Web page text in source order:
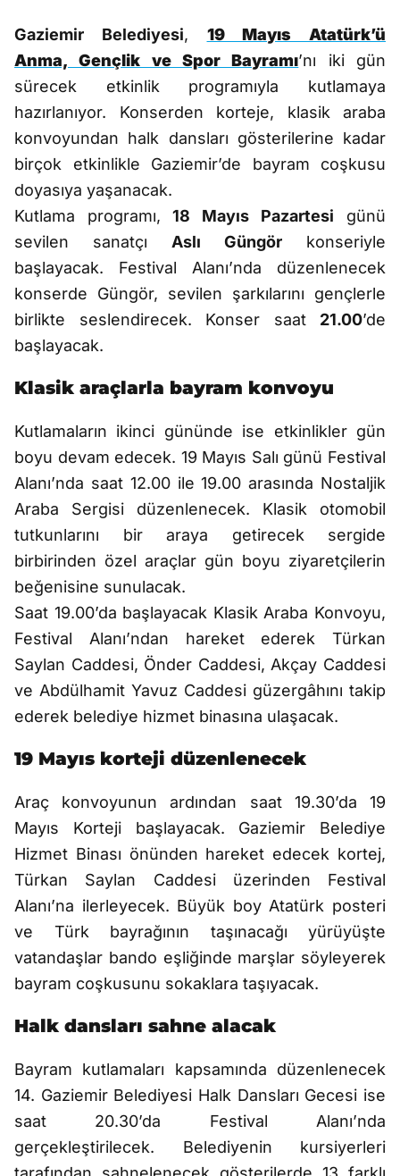
Gaziemir Belediyesi, 19 Mayıs Atatürk’ü
Anma, Gençlik ve Spor Bayramı’nı iki gün
sürecek etkinlik programıyla kutlamaya
hazırlanıyor. Konserden korteje, klasik araba
konvoyundan halk dansları gösterilerine kadar
birçok etkinlikle Gaziemir’de bayram coşkusu
doyasıya yaşanacak.
Kutlama programı, 18 Mayıs Pazartesi günü
sevilen sanatçı Aslı Güngör konseriyle
başlayacak. Festival Alanı’nda düzenlenecek
konserde Güngör, sevilen şarkılarını gençlerle
birlikte seslendirecek. Konser saat 21.00’de
başlayacak.
Klasik araçlarla bayram konvoyu
Kutlamaların ikinci gününde ise etkinlikler gün
boyu devam edecek. 19 Mayıs Salı günü Festival
Alanı’nda saat 12.00 ile 19.00 arasında Nostaljik
Araba Sergisi düzenlenecek. Klasik otomobil
tutkunlarını bir araya getirecek sergide
birbirinden özel araçlar gün boyu ziyaretçilerin
beğenisine sunulacak.
Saat 19.00’da başlayacak Klasik Araba Konvoyu,
Festival Alanı’ndan hareket ederek Türkan
Saylan Caddesi, Önder Caddesi, Akçay Caddesi
ve Abdülhamit Yavuz Caddesi güzergâhını takip
ederek belediye hizmet binasına ulaşacak.
19 Mayıs korteji düzenlenecek
Araç konvoyunun ardından saat 19.30’da 19
Mayıs Korteji başlayacak. Gaziemir Belediye
Hizmet Binası önünden hareket edecek kortej,
Türkan Saylan Caddesi üzerinden Festival
Alanı’na ilerleyecek. Büyük boy Atatürk posteri
ve Türk bayrağının taşınacağı yürüyüşte
vatandaşlar bando eşliğinde marşlar söyleyerek
bayram coşkusunu sokaklara taşıyacak.
Halk dansları sahne alacak
Bayram kutlamaları kapsamında düzenlenecek
14. Gaziemir Belediyesi Halk Dansları Gecesi ise
saat 20.30’da Festival Alanı’nda
gerçekleştirilecek. Belediyenin kursiyerleri